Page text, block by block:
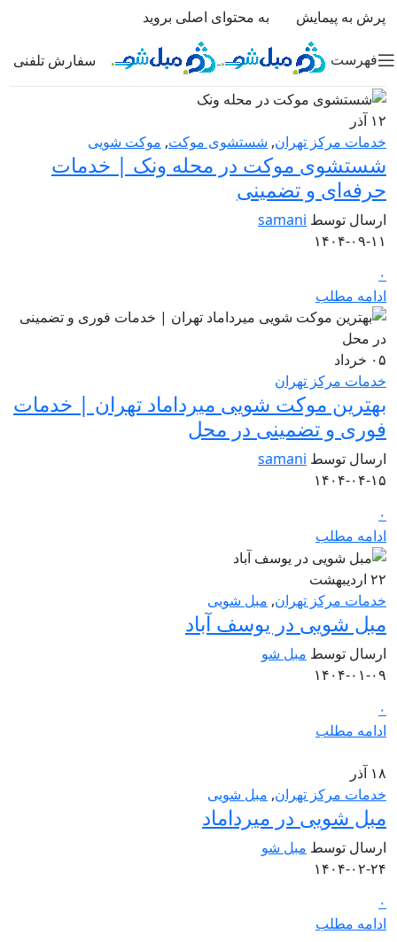
پرش به پیمایش به محتوای اصلی بروید
فهرست سفارش تلفنی
۱۲ آذر
خدمات مرکز تهران, شستشوی موکت, موکت شویی
شستشوی موکت در محله ونک | خدمات
حرفه‌ای و تضمینی
ارسال توسط samani
۱۴۰۴-۰۹-۱۱
۰
ادامه مطلب
۰۵ خرداد
خدمات مرکز تهران
بهترین موکت شویی میرداماد تهران | خدمات
فوری و تضمینی در محل
ارسال توسط samani
۱۴۰۴-۰۴-۱۵
۰
ادامه مطلب
۲۲ اردیبهشت
خدمات مرکز تهران, مبل شویی
مبل شویی در یوسف آباد
ارسال توسط مبل شو
۱۴۰۴-۰۱-۰۹
۰
ادامه مطلب
۱۸ آذر
خدمات مرکز تهران, مبل شویی
مبل شویی در میرداماد
ارسال توسط مبل شو
۱۴۰۴-۰۲-۲۴
۰
ادامه مطلب